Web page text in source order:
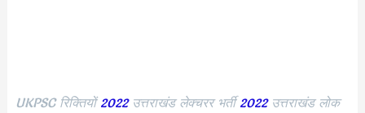
UKPSC रिक्तियों2022उत्तराखंड लेक्चरर भर्ती 2022उत्तराखंड लोक